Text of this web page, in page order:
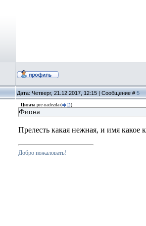
Дата: Четверг, 21.12.2017, 12:15 | Сообщение # 5
Цитата pre-nadezda ( )
Фиона
Прелесть какая нежная, и имя
Добро пожаловать!